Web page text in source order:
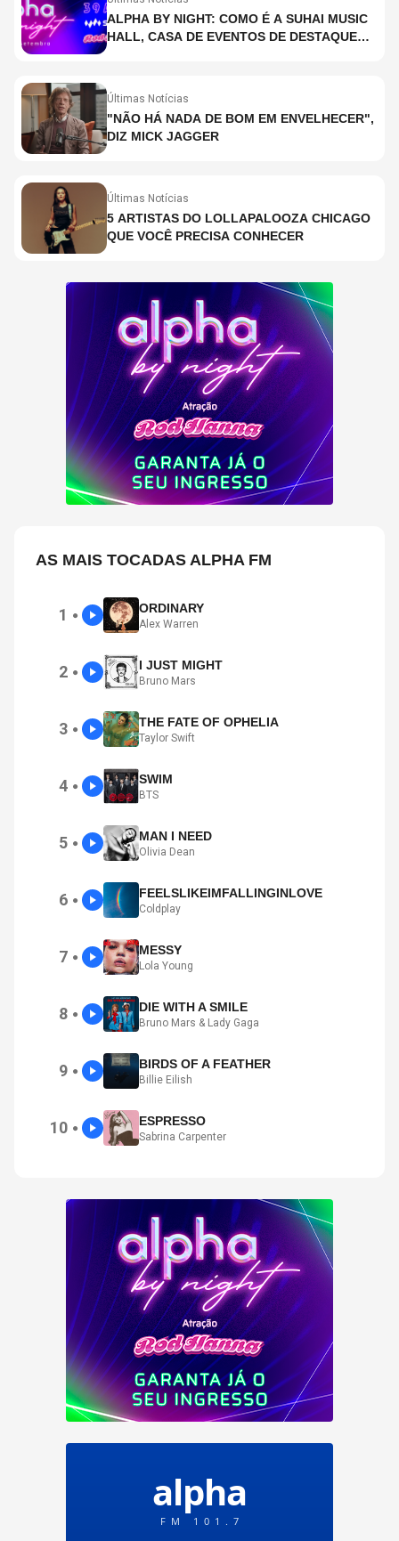
ALPHA BY NIGHT: COMO É A SUHAI MUSIC
HALL, CASA DE EVENTOS DE DESTAQUE
Últimas Notícias
"NÃO HÁ NADA DE BOM EM ENVELHECER",
DIZ MICK JAGGER
Últimas Notícias
5 ARTISTAS DO LOLLAPALOOZA CHICAGO
QUE VOCÊ PRECISA CONHECER
AS MAIS TOCADAS ALPHA FM
1 ● ORDINARY
Alex Warren
2 ● I JUST MIGHT
Bruno Mars
3 ● THE FATE OF OPHELIA
Taylor Swift
4 ● SWIM
BTS
5 ● MAN I NEED
Olivia Dean
6 ● FEELSLIKEIMFALLINGINLOVE
Coldplay
7 ● MESSY
Lola Young
8 ● DIE WITH A SMILE
Bruno Mars & Lady Gaga
9 ● BIRDS OF A FEATHER
Billie Eilish
10 ● ESPRESSO
Sabrina Carpenter